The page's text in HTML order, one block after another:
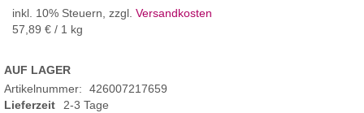
inkl. 10% Steuern, zzgl. Versandkosten
57,89 € / 1 kg
AUF LAGER
Artikelnummer
426007217659
Lieferzeit
2-3 Tage